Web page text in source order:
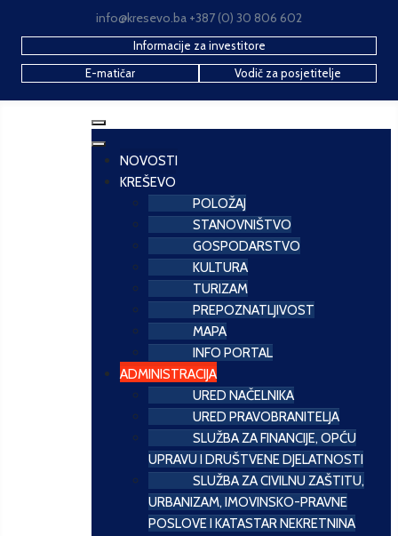
info@kresevo.ba +387 (0) 30 806 602
Informacije za investitore
E-matičar
Vodič za posjetitelje
NOVOSTI
KREŠEVO
POLOŽAJ
STANOVNIŠTVO
GOSPODARSTVO
KULTURA
TURIZAM
PREPOZNATLJIVOST
MAPA
INFO PORTAL
ADMINISTRACIJA
URED NAČELNIKA
URED PRAVOBRANITELJA
SLUŽBA ZA FINANCIJE, OPĆU
UPRAVU I DRUŠTVENE DJELATNOSTI
SLUŽBA ZA CIVILNU ZAŠTITU,
URBANIZAM, IMOVINSKO-PRAVNE
POSLOVE I KATASTAR NEKRETNINA